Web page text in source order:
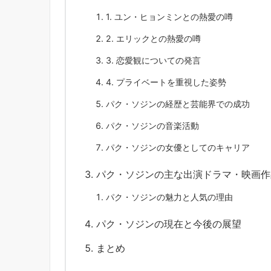
1. ユン・ヒョンミンとの熱愛の噂
2. エリックとの熱愛の噂
3. 恋愛観についての発言
4. プライベートを重視した姿勢
パク・ソジンの経歴と芸能界での成功
パク・ソジンの音楽活動
パク・ソジンの女優としてのキャリア
パク・ソジンの主な出演ドラマ・映画
パク・ソジンの魅力と人気の理由
パク・ソジンの現在と今後の展望
まとめ